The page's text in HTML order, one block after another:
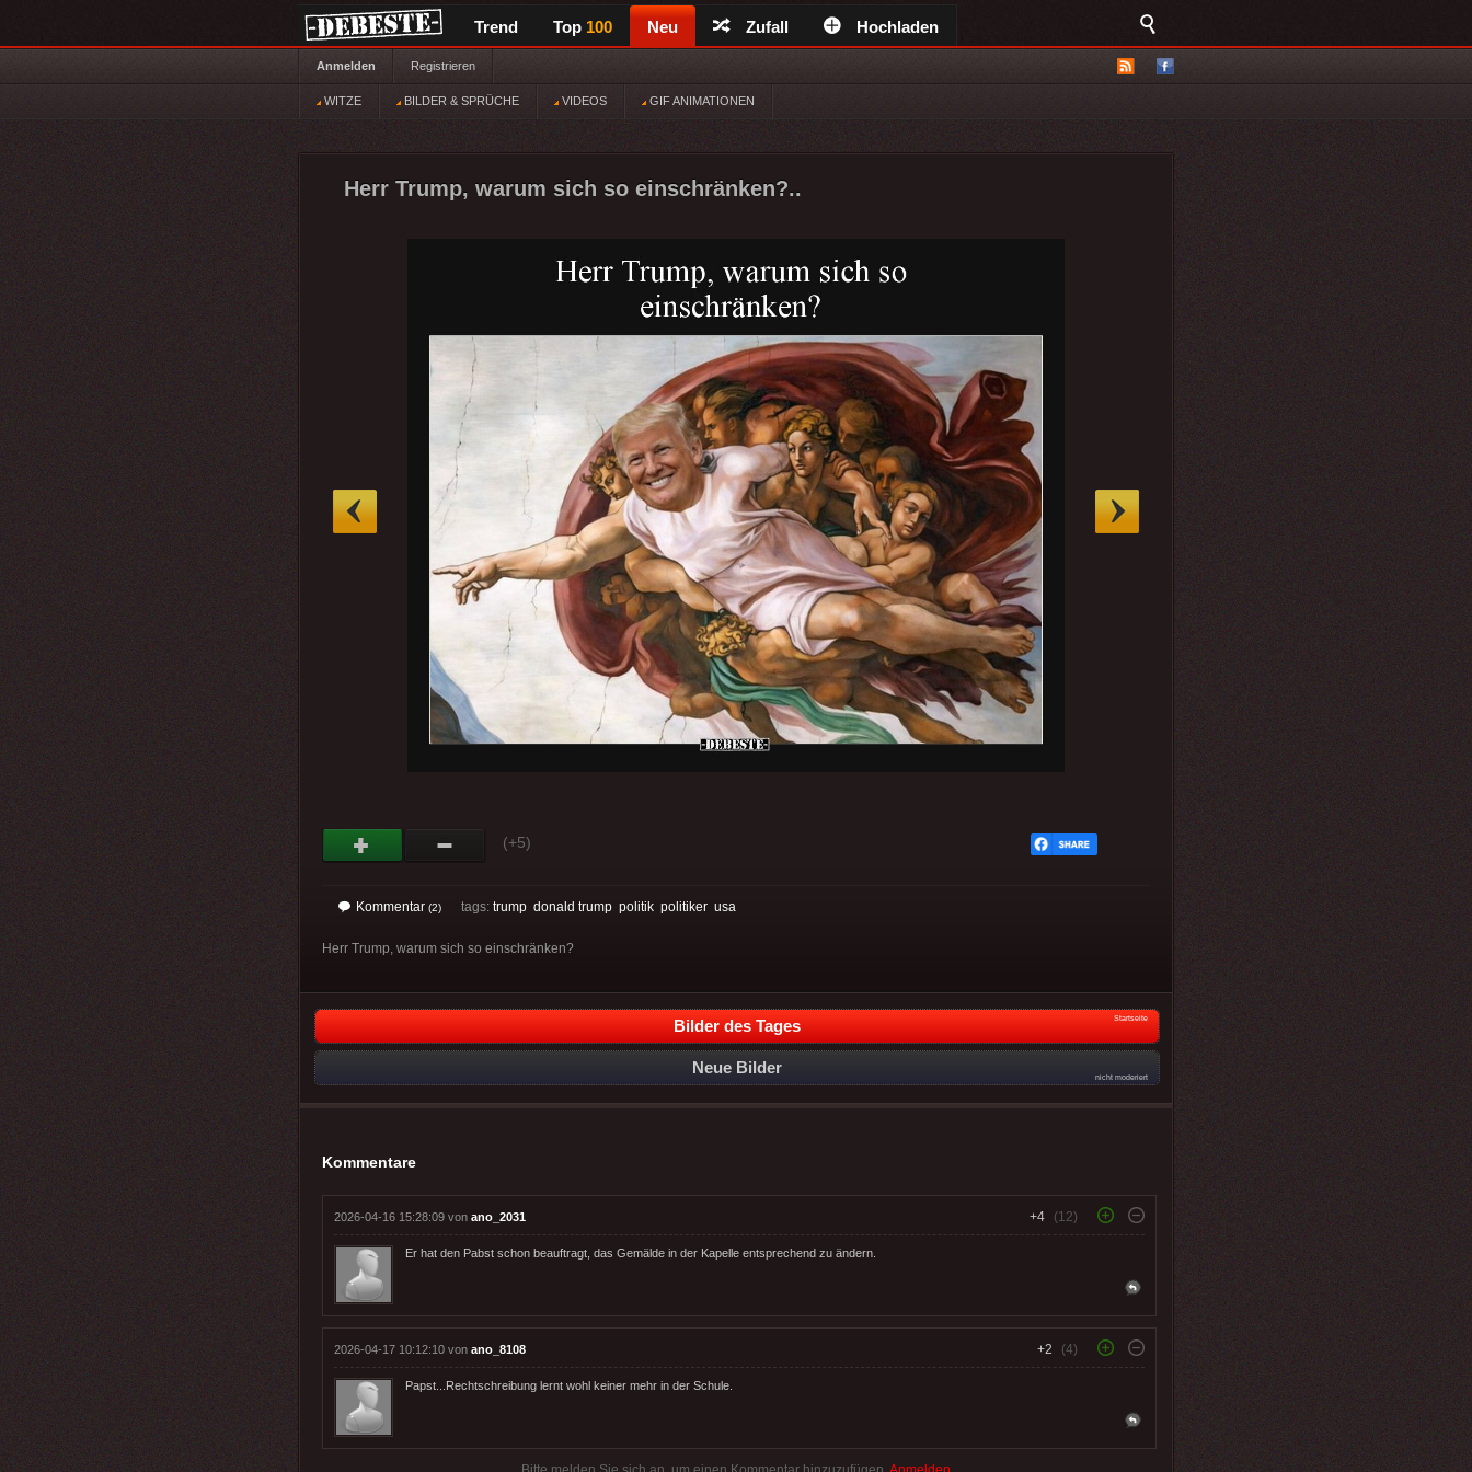
Trend Top 100 Neu Zufall Hochladen
Anmelden Registrieren
WITZE BILDER & SPRÜCHE VIDEOS GIF ANIMATIONEN
Herr Trump, warum sich so einschränken?..
(+5)
Kommentar (2) tags: trump donald trump politik politiker usa
Herr Trump, warum sich so einschränken?
Bilder des Tages Startseite
Neue Bilder
nicht moderiert
Kommentare
2026-04-16 15:28:09 von ano_2031 +4 (12)
Er hat den Pabst schon beauftragt, das Gemälde in der Kapelle entsprechend zu ändern.
2026-04-17 10:12:10 von ano_8108 +2 (4)
Papst...Rechtschreibung lernt wohl keiner mehr in der Schule.